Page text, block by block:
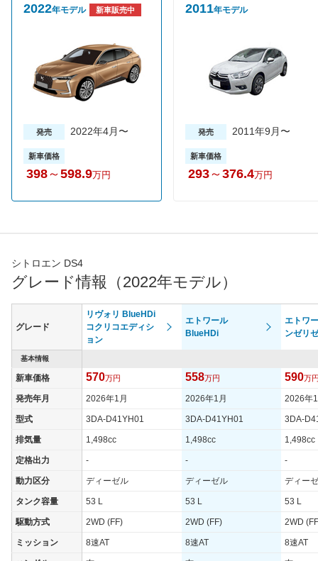
2022年モデル 新車販売中
発売 2022年4月〜
新車価格
398～ 598.9万円
2011年モデル
発売 2011年9月〜
新車価格
293～ 376.4万円
シトロエン DS4
グレード情報（2022年モデル）
グレード
リヴォリ BlueHDi
コクリコエディシ
ョン
エトワール
BlueHDi
エトワ
ンゼリゼ
基本情報
新車価格 570万円 558万円 590万
発売年月 2026年1月 2026年1月 2026年
型式 3DA-D41YH01 3DA-D41YH01 3DA-
排気量 1,498cc 1,498cc 1,498cc
定格出力 - - -
動力区分 ディーゼル ディーゼル ディー
タンク容量 53 L 53 L 53 L
駆動方式 2WD (FF) 2WD (FF) 2WD
ミッション 8速AT 8速AT 8速AT